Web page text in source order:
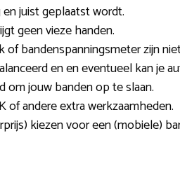
juist geplaatst wordt.
geen vieze handen.
bandenspanningsmeter zijn
en en eventueel kan je
om jouw banden op te slaan.
andere extra werkzaamheden.
kiezen voor een (mobiele)